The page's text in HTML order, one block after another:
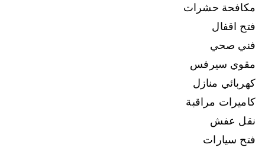
مكافحة حشرات
فتح اقفال
فني صحي
مقوي سيرفس
كهربائي منازل
كاميرات مراقبة
نقل عفش
فتح سيارات